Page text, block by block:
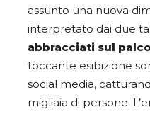
assunto una nuova
interpretato dai due
abbracciati sul palco
toccante esibizione
social media,
migliaia di persone.